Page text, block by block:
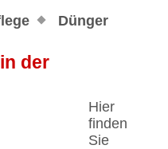
Dünger
der
Hier
finden
Sie